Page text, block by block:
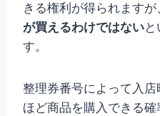
きる権利が得られますが
が買えるわけではない
す。
整理券番号によって入
ほど商品を購入できる確